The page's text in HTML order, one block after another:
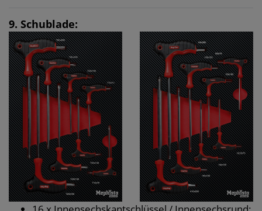
9. Schublade: